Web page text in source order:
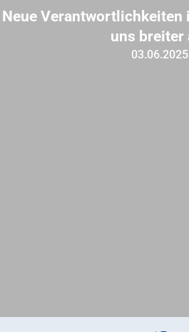
Neue Verantwortlichkeiten
uns breiter
03.06.2025